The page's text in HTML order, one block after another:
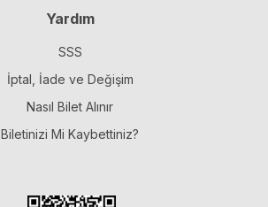
Yardım
SSS
İptal, İade ve Değişim
Nasıl Bilet Alınır
Biletinizi Mi Kaybettiniz?